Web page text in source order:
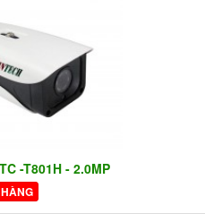
-T801H - 2.0MP